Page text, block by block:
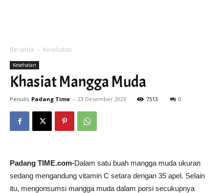
Beranda Kesehatan
Kesehatan
Khasiat Mangga Muda
Penulis Padang Time - 23 Desember 2023 7513 0
Padang TIME.com-Dalam satu buah mangga muda ukuran
sedang mengandung vitamin C setara dengan 35 apel. Selain
itu, mengonsumsi mangga muda dalam porsi secukupnya